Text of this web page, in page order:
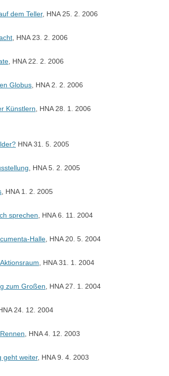
dem Teller, HNA 25. 2. 2006
, HNA 23. 2. 2006
, HNA 22. 2. 2006
Globus , HNA 2. 2. 2006
Künstlern , HNA 28. 1. 2006
HNA 31. 5. 2005
, HNA 5. 2. 2005
, HNA 1. 2. 2005
sprechen , HNA 6. 11. 2004
Halle , HNA 20. 5. 2004
, HNA 31. 1. 2004
zum Großen , HNA 27. 1. 2004
HNA 24. 12. 2004
, HNA 4. 12. 2003
geht weiter, HNA 9. 4. 2003